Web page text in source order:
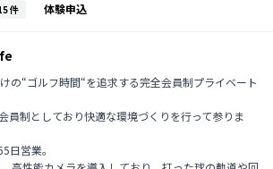
件 体験申込
の“ゴルフ時間“を追求する完全会員制プライベート
員制としており快適な環境づくりを行って参りま
日営業。